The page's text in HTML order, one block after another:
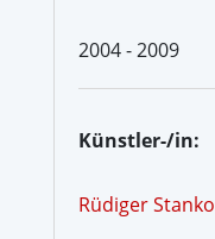
2004 - 2009
Künstler-/in:
Rüdiger Stanko